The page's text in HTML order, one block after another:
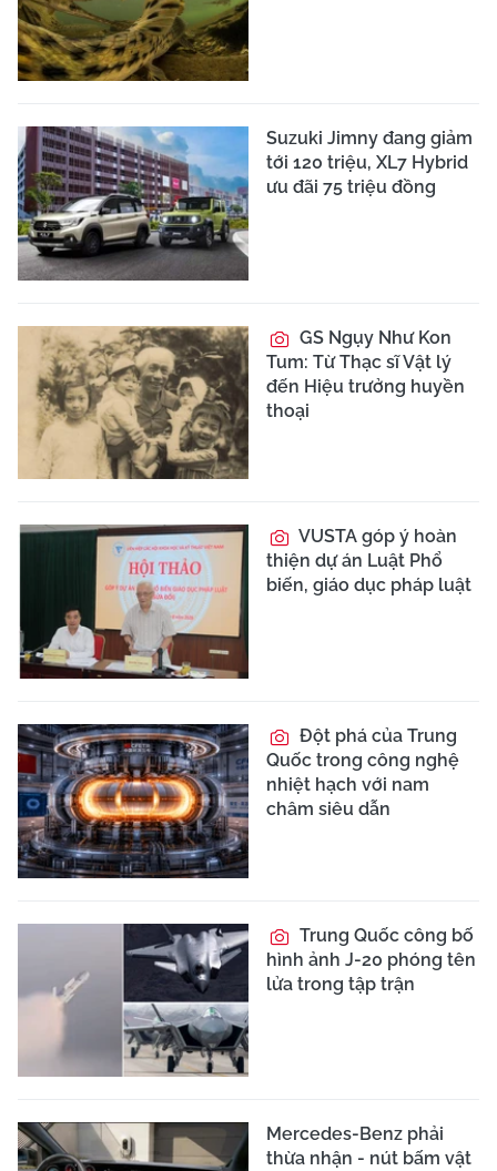
Suzuki Jimny đang giảm
tới 120 triệu, XL7 Hybrid
ưu đãi 75 triệu đồng
GS Ngụy Như Kon
Tum: Từ Thạc sĩ Vật lý
đến Hiệu trưởng huyền
thoại
VUSTA góp ý hoàn
thiện dự án Luật Phổ
biến, giáo dục pháp luật
Đột phá của Trung
Quốc trong công nghệ
nhiệt hạch với nam
châm siêu dẫn
Trung Quốc công bố
hình ảnh J-20 phóng tên
lửa trong tập trận
Mercedes-Benz phải
thừa nhận - nút bấm vật